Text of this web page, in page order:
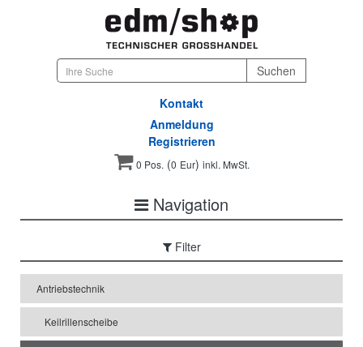
Kontakt
Anmeldung
Registrieren
0 Pos.(0 Eur) inkl. MwSt.
Navigation
Filter
Antriebstechnik
Keilrillenscheibe